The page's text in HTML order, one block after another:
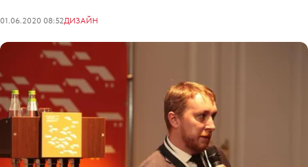
01.06.2020 08:52ДИЗАЙН